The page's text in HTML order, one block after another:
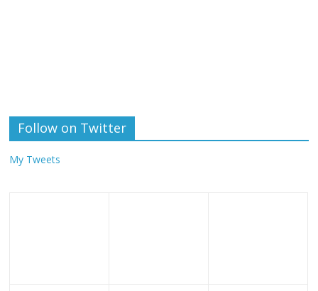
Follow on Twitter
My Tweets